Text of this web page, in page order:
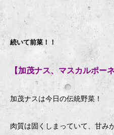
続いて前菜！！
【加茂ナス、マスカルポー
加茂ナスは今日の伝統野菜！
肉質は固くしまっていて、甘み